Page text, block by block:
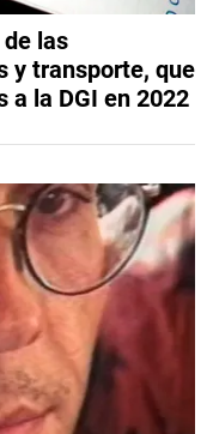
las
y transporte, que
a la DGI en 2022